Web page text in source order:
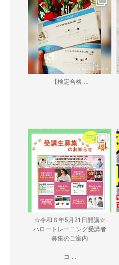
【検定合格 ...
☆令和６年5月21日開講☆
ハロートレーニング受講者
募集のご案内
コ ...